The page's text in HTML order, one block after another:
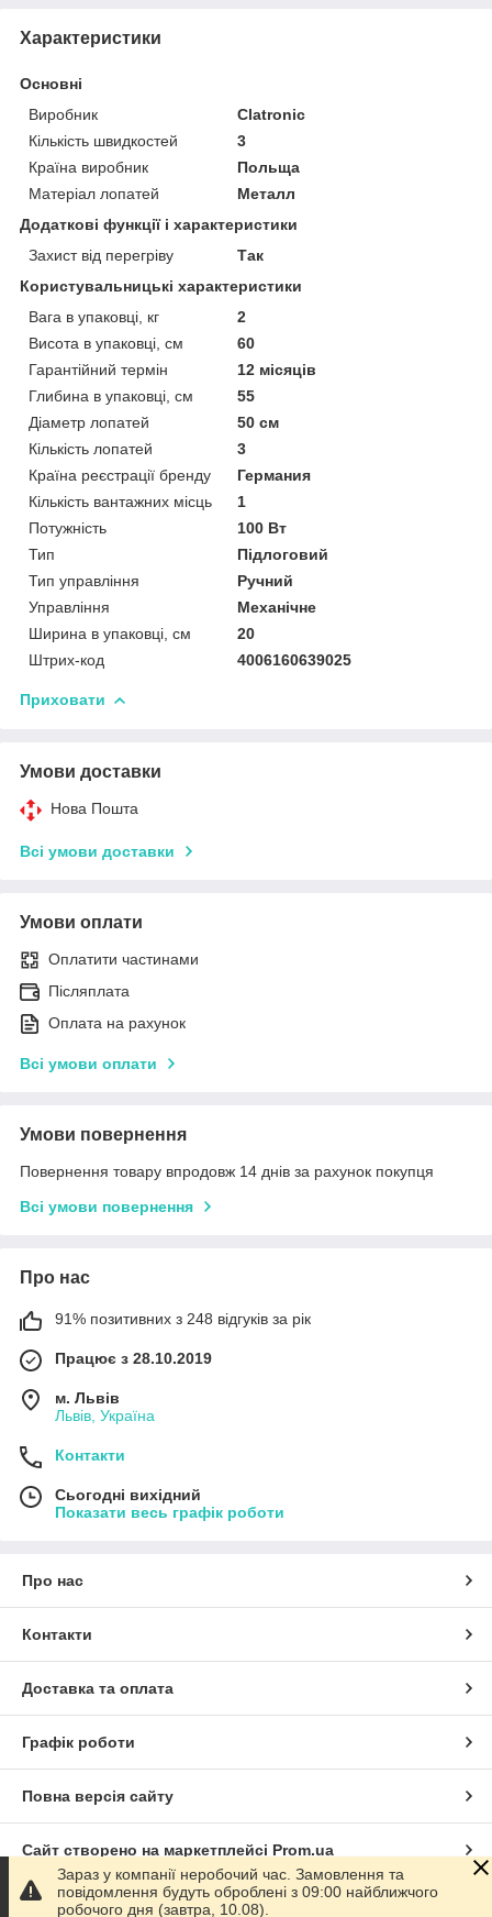
Характеристики
Основні
Виробник
Clatronic
Кількість швидкостей
3
Країна виробник
Польща
Матеріал лопатей
Металл
Додаткові функції і характеристики
Захист від перегріву
Так
Користувальницькі характеристики
Вага в упаковці, кг
2
Висота в упаковці, см
60
Гарантійний термін
12 місяців
Глибина в упаковці, см
55
Діаметр лопатей
50 см
Кількість лопатей
3
Країна реєстрації бренду
Германия
Кількість вантажних місць
1
Потужність
100 Вт
Тип
Підлоговий
Тип управління
Ручний
Управління
Механічне
Ширина в упаковці, см
20
Штрих-код
4006160639025
Приховати
Умови доставки
Нова Пошта
Всі умови доставки
Умови оплати
Оплатити частинами
Післяплата
Оплата на рахунок
Всі умови оплати
Умови повернення
Повернення товару впродовж 14 днів за рахунок покупця
Всі умови повернення
Про нас
91% позитивних з 248 відгуків за рік
Працює з 28.10.2019
м. Львів
Львів, Україна
Контакти
Сьогодні вихідний
Показати весь графік роботи
Про нас
Контакти
Доставка та оплата
Графік роботи
Повна версія сайту
Сайт створено на маркетплейсі Prom.ua
Політика конфіденційності
Зараз у компанії неробочий час. Замовлення та
повідомлення будуть оброблені з 09:00 найближчого
робочого дня (завтра, 10.08).